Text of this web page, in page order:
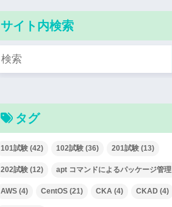
サイト内検索
タグ
101試験 (42) 102試験 (36) 201試験 (13)
202試験 (12) apt コマンドによるパッケージ管理
AWS (4) CentOS (21) CKA (4) CKAD (4)